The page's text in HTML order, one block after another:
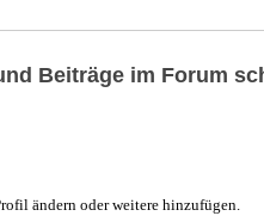
Beiträge im Forum
ändern oder weitere hinzufügen.